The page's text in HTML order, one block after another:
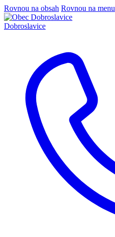
Rovnou na obsah Rovnou na menu
Dobroslavice